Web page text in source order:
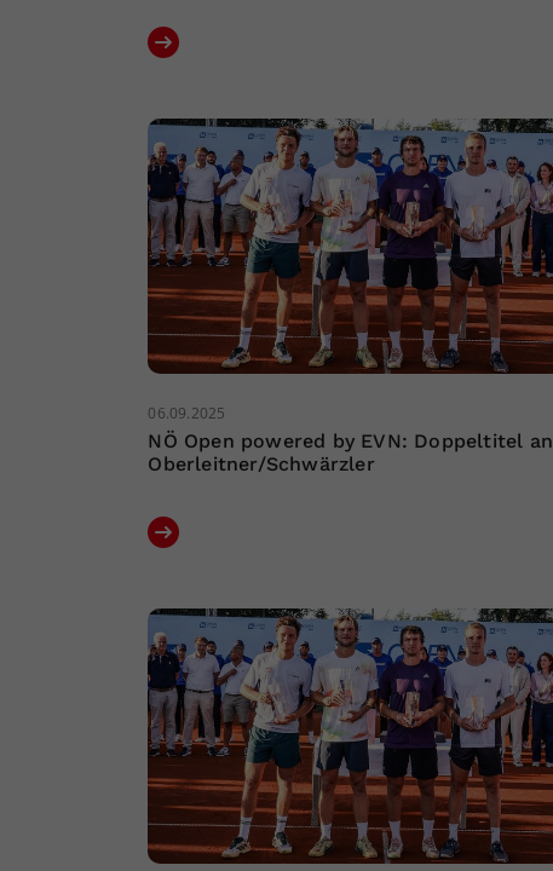
06.09.2025
NÖ Open powered by EVN: Doppeltitel an
Oberleitner/Schwärzler